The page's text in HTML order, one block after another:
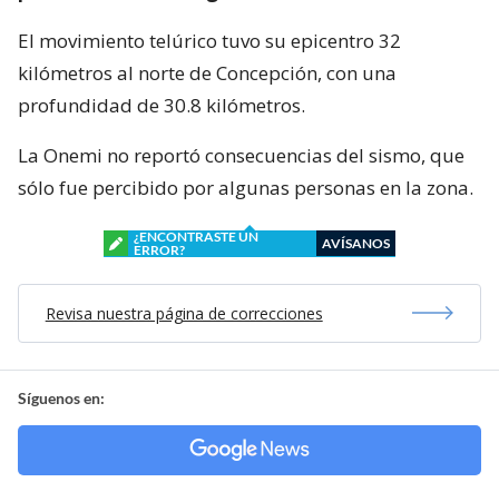
El movimiento telúrico tuvo su epicentro 32
kilómetros al norte de Concepción, con una
profundidad de 30.8 kilómetros.
La Onemi no reportó consecuencias del sismo, que
sólo fue percibido por algunas personas en la zona.
¿ENCONTRASTE UN
ERROR?
AVÍSANOS
Revisa nuestra página de correcciones
Síguenos en: